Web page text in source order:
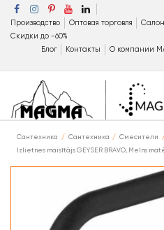
Производство Оптовая торговля Салон
Скидки до −60%
Блог
Контакты О компании
Сантехника Сантехника Смесители
Izlietnes maisītājs GEYSER BRAVO, Melns